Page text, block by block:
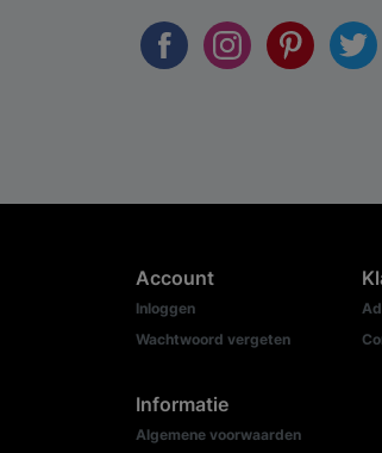
Account
Inloggen
Wachtwoord vergeten
Informatie
Algemene voorwaarden